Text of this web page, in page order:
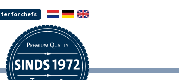
for chefs